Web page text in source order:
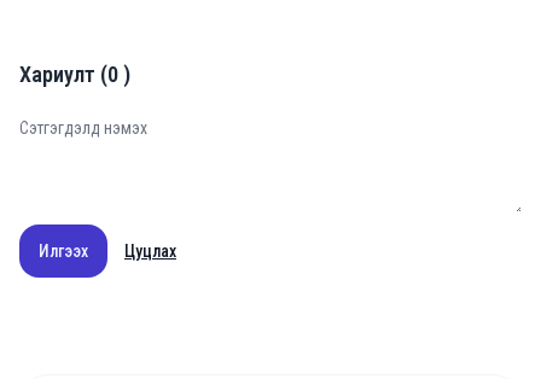
Хариулт (0)
Илгээх Цуцлах